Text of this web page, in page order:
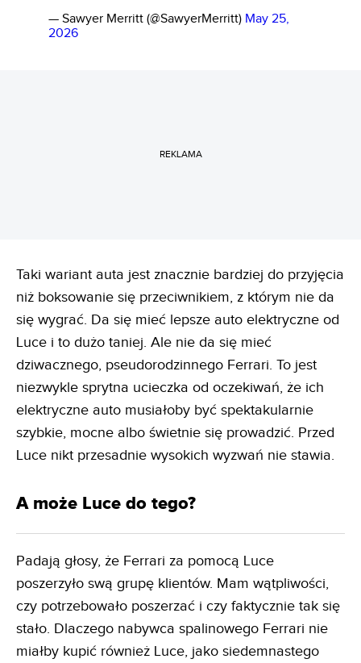
— Sawyer Merritt (@SawyerMerritt) May 25,
2026
REKLAMA
Taki wariant auta jest znacznie bardziej do przyjęcia
niż boksowanie się przeciwnikiem, z którym nie da
się wygrać. Da się mieć lepsze auto elektryczne od
Luce i to dużo taniej. Ale nie da się mieć
dziwacznego, pseudorodzinnego Ferrari. To jest
niezwykle sprytna ucieczka od oczekiwań, że ich
elektryczne auto musiałoby być spektakularnie
szybkie, mocne albo świetnie się prowadzić. Przed
Luce nikt przesadnie wysokich wyzwań nie stawia.
A może Luce do tego?
Padają głosy, że Ferrari za pomocą Luce
poszerzyło swą grupę klientów. Mam wątpliwości,
czy potrzebowało poszerzać i czy faktycznie tak się
stało. Dlaczego nabywca spalinowego Ferrari nie
miałby kupić również Luce, jako siedemnastego